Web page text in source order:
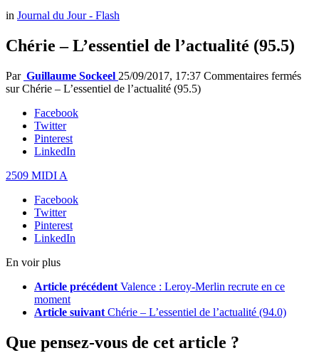
in Journal du Jour - Flash
Chérie – L’essentiel de l’actualité (95.5)
Par Guillaume Sockeel 25/09/2017, 17:37 Commentaires fermés
sur Chérie – L’essentiel de l’actualité (95.5)
Facebook
Twitter
Pinterest
LinkedIn
2509 MIDI A
Facebook
Twitter
Pinterest
LinkedIn
En voir plus
Article précédent Valence : Leroy-Merlin recrute en ce
moment
Article suivant Chérie – L’essentiel de l’actualité (94.0)
Que pensez-vous de cet article ?